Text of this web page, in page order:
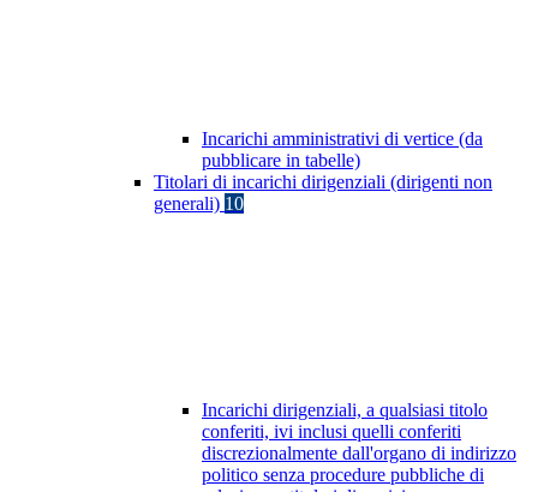
Incarichi amministrativi di vertice (da
pubblicare in tabelle)
Titolari di incarichi dirigenziali (dirigenti non
generali) 10
Incarichi dirigenziali, a qualsiasi titolo
conferiti, ivi inclusi quelli conferiti
discrezionalmente dall'organo di indirizzo
politico senza procedure pubbliche di